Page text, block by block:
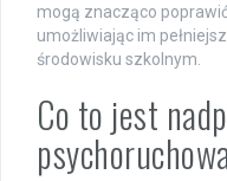
mogą znacząco
umożliwiając im
środowisku szkolnym.
Co to jest